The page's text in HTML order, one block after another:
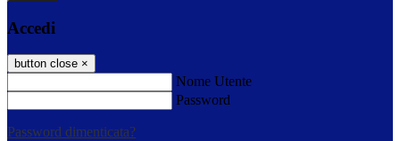
Accedi
button close ×
Nome Utente
Password
Password dimenticata?